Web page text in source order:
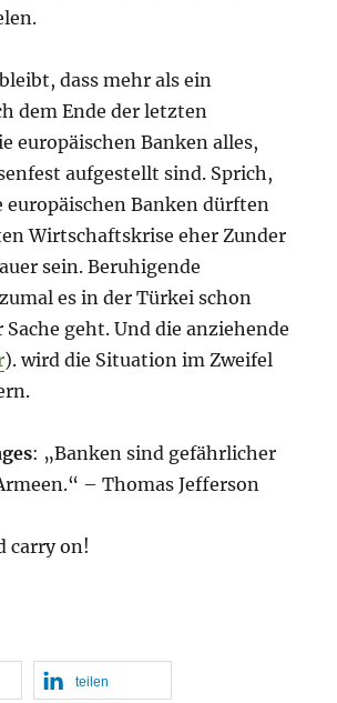
dass mehr als ein
dem Ende der letzten
europäischen Banken alles,
aufgestellt sind. Sprich,
europäischen Banken dürften
Wirtschaftskrise eher Zunder
sein. Beruhigende
es in der Türkei schon
geht. Und die anziehende
). wird die Situation im Zweifel
: „Banken sind gefährlicher
– Thomas Jefferson
carry on!
teilen